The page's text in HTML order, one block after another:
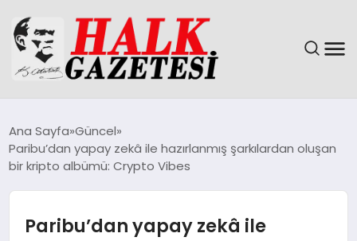
DÜNYA
Ana Sayfa Güncel
Paribu’dan yapay zekâ ile hazırlanmış şarkılardan oluşan
bir kripto albümü: Crypto Vibes
Paribu’dan yapay zekâ ile